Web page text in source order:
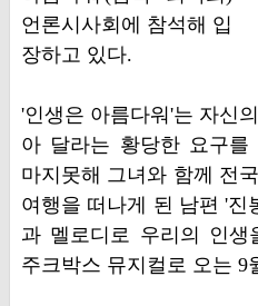
언론시사회에 참석해 입
장하고 있다.
'인생은 아름다워'는 자신
아 달라는 황당한 요구
마지못해 그녀와 함께 전
여행을 떠나게 된 남편 '진
과 멜로디로 우리의 인생
주크박스 뮤지컬로 오는 9